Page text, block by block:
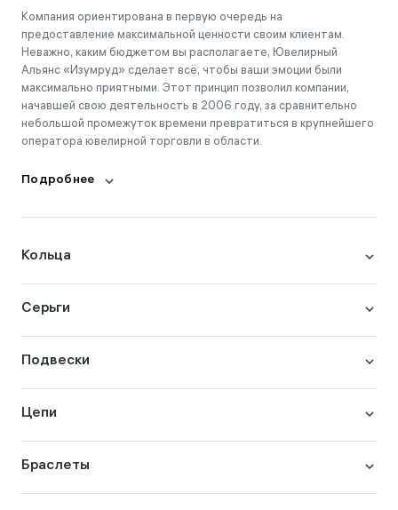
Компания ориентирована в первую очередь на
предоставление максимальной ценности своим клиентам.
Неважно, каким бюджетом вы располагаете, Ювелирный
Альянс «Изумруд» сделает всё, чтобы ваши эмоции были
максимально приятными. Этот принцип позволил компании,
начавшей свою деятельность в 2006 году, за сравнительно
небольшой промежуток времени превратиться в крупнейшего
оператора ювелирной торговли в области.
Подробнее
Кольца
Серьги
Подвески
Цепи
Браслеты